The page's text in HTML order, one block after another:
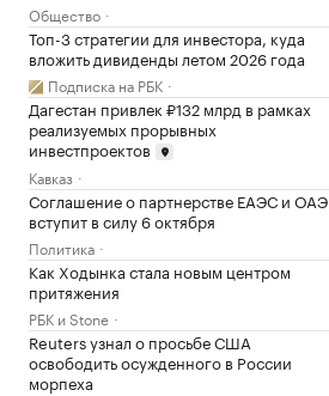
Общество
Топ-3 стратегии для инвестора, куда
вложить дивиденды летом 2026 года
Подписка на РБК
Дагестан привлек ₽132 млрд в рамках
реализуемых прорывных
инвестпроектов
Кавказ
Соглашение о партнерстве ЕАЭС и ОАЭ
вступит в силу 6 октября
Политика
Как Ходынка стала новым центром
притяжения
РБК и Stone
Reuters узнал о просьбе США
освободить осужденного в России
морпеха